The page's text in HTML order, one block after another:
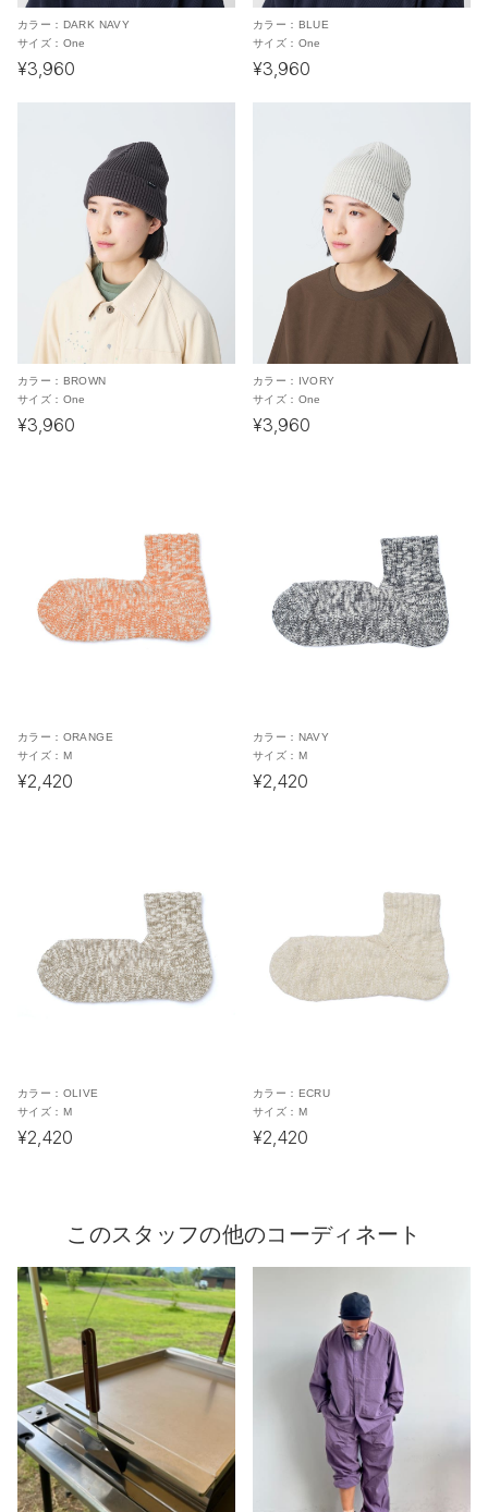
カラー： DARK NAVY
サイズ： One
¥3,960
カラー： BLUE
サイズ： One
¥3,960
カラー： BROWN
サイズ： One
¥3,960
カラー： IVORY
サイズ： One
¥3,960
カラー： ORANGE
サイズ： M
¥2,420
カラー： NAVY
サイズ： M
¥2,420
カラー： OLIVE
サイズ： M
¥2,420
カラー： ECRU
サイズ： M
¥2,420
このスタッフの他のコーディネート